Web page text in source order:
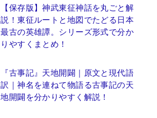
【保存版】神武東征神話を丸ごと解
説！東征ルートと地図でたどる日本
最古の英雄譚。シリーズ形式で分か
りやすくまとめ！
『古事記』天地開闢｜原文と現代語
訳｜神名を連ねて物語る古事記の天
地開闢を分かりやすく解説！